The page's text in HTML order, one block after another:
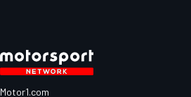
Motor1.com